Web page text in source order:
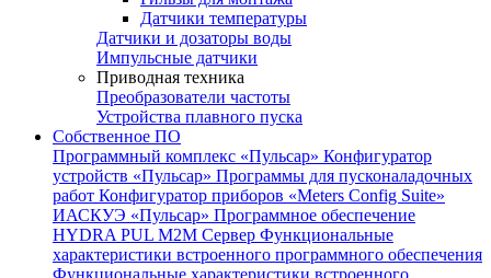
Датчики температуры
Датчики и дозаторы воды
Импульсные датчики
Приводная техника
Преобразователи частоты
Устройства плавного пуска
Собственное ПО
Программный комплекс «Пульсар» Конфигуратор
устройств «Пульсар» Программы для пусконаладочных
работ Конфигуратор приборов «Meters Config Suite»
ИАСКУЭ «Пульсар» Программное обеспечение
HYDRA PUL M2M Сервер Функциональные
характеристики встроенного программного обеспечения
Функциональные характеристики встроенного